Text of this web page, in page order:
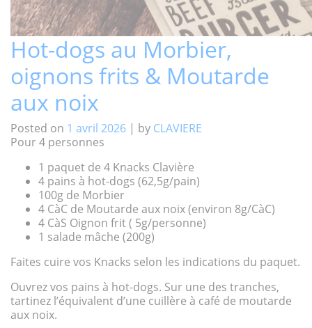
Hot-dogs au Morbier,
oignons frits & Moutarde
aux noix
Posted on 1 avril 2026 | by CLAVIERE
Pour 4 personnes
1 paquet de 4 Knacks Clavière
4 pains à hot-dogs (62,5g/pain)
100g de Morbier
4 CàC de Moutarde aux noix (environ 8g/CàC)
4 CàS Oignon frit ( 5g/personne)
1 salade mâche (200g)
Faites cuire vos Knacks selon les indications du paquet.
Ouvrez vos pains à hot-dogs. Sur une des tranches,
tartinez l’équivalent d’une cuillère à café de moutarde
aux noix.